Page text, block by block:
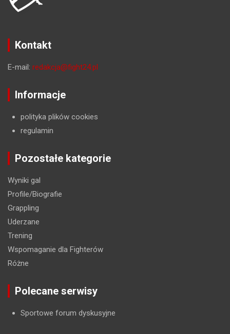
Kontakt
E-mail: redakcja@fight24.pl
Informacje
polityka plików cookies
regulamin
Pozostałe kategorie
Wyniki gal
Profile/Biografie
Grappling
Uderzane
Trening
Wspomaganie dla Fighterów
Różne
Polecane serwisy
Sportowe forum dyskusyjne